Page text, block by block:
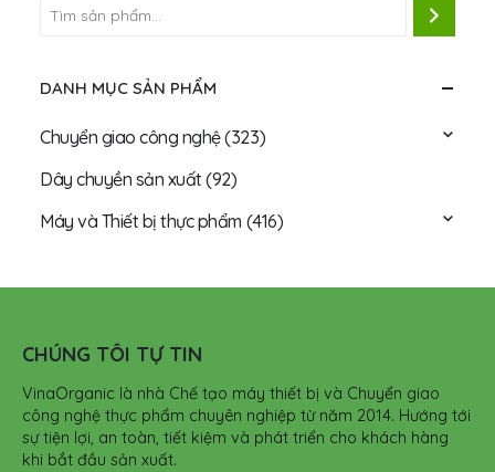
DANH MỤC SẢN PHẨM
Chuyển giao công nghệ(323)
Dây chuyền sản xuất(92)
Máy và Thiết bị thực phẩm (416)
CHÚNG TÔI TỰ TIN
VinaOrganic là nhà Chế tạo máy thiết bị và Chuyển giao
công nghệ thực phẩm chuyên nghiệp từ năm 2014. Hướng tới
sự tiện lợi, an toàn, tiết kiệm và phát triển cho khách hàng
khi bắt đầu sản xuất.